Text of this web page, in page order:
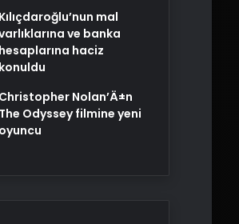
Kılıçdaroğlu’nun mal
ve banka
hesaplarına haciz
konuldu
Christopher Nolan’Ä±n
The Odyssey filmine yeni
oyuncu